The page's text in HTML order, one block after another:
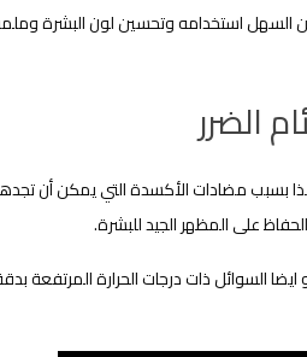
السهل استخدامه وتحسين لون البشرة
الضرر
بسبب مضادات الأكسدة التي يمكن أن
على المظهر الجيد للبشرة.
السوائل ذات درجات الحرارة المرتفعة